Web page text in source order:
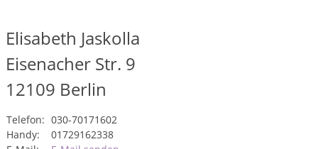
Elisabeth Jaskolla
Eisenacher Str. 9
12109 Berlin
Telefon: 030-70171602
Handy:
01729162338